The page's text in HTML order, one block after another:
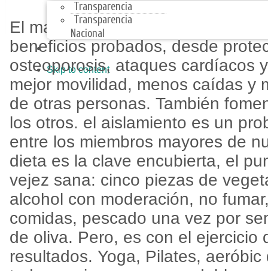
Transparencia
Transparencia
Nacional
ARMONIZACIÓN CONTABLE
Skip to content
El mantenerse activo en la vejez
beneficios probados, desde
osteoporosis, ataques cardíacos
mejor movilidad, menos caídas y
de otras personas. También
los otros. el aislamiento es un
entre los miembros mayores de
dieta es la clave encubierta, el
vejez sana: cinco piezas de
alcohol con moderación, no
comidas, pescado una vez por
de oliva. Pero, es con el ejercicio
resultados. Yoga, Pilates,